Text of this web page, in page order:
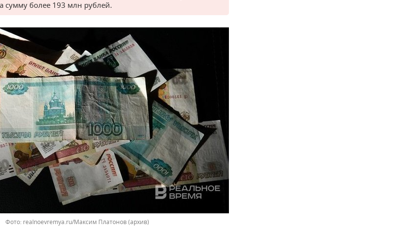
сумму более 193 млн рублей.
realnoevremya.ru/Максим Платонов (архив)